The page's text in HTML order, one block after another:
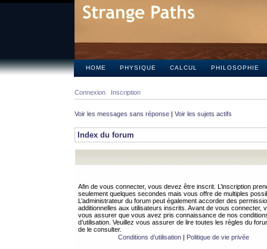
HOME PHYSIQUE CALCUL PHILOSOPHIE
Connexion Inscription
Voir les messages sans réponse | Voir les sujets actifs
Index du forum
Afin de vous connecter, vous devez être inscrit. L’inscription
seulement quelques secondes mais vous offre de multiples
L’administrateur du forum peut également accorder des
additionnelles aux utilisateurs inscrits. Avant de vous connecter,
vous assurer que vous avez pris connaissance de nos
d’utilisation. Veuillez vous assurer de lire toutes les règles du
de le consulter.
Conditions d’utilisation| Politique de vie privée